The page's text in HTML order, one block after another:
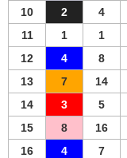
10
2 4
11
1 1
12
4 8
13
7 14
14
3 5
15
8 16
16
4 7